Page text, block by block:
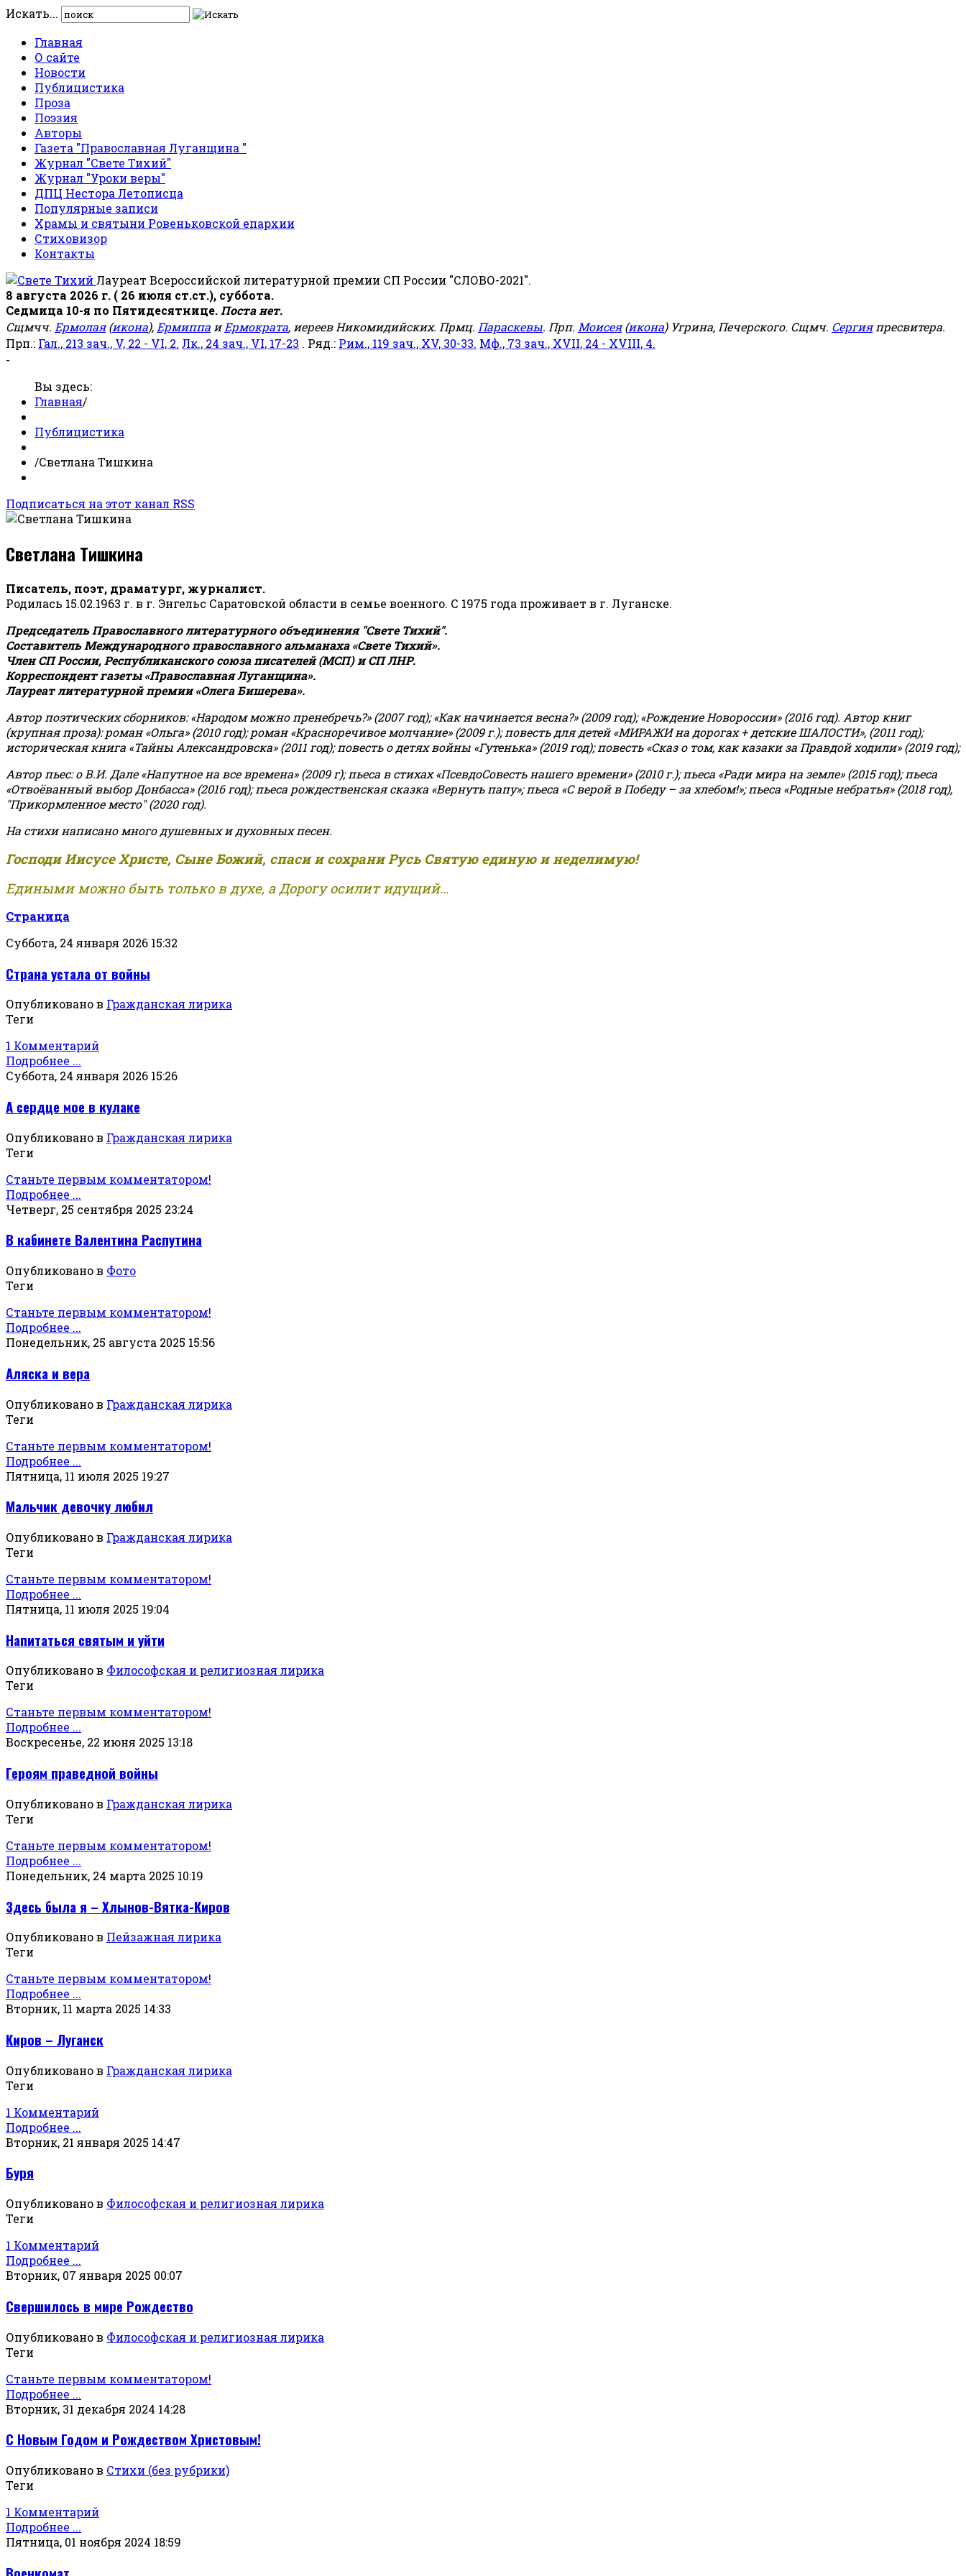
Искать...
Главная
О сайте
Новости
Публицистика
Проза
Поэзия
Авторы
Газета "Православная Луганщина "
Журнал "Свете Тихий"
Журнал "Уроки веры"
ДПЦ Нестора Летописца
Популярные записи
Храмы и святыни Ровеньковской епархии
Стиховизор
Контакты
Лауреат Всероссийской литературной премии СП России "СЛОВО-2021".
8 августа 2026 г. ( 26 июля ст.ст.), суббота.
Седмица 10-я по Пятидесятнице. Поста нет.
Сщмчч. Ермолая(икона), Ермиппа иЕрмократа, иереев Никомидийских. Прмц. Параскевы. Прп. Моисея(икона) Угрина, Печерского. Сщмч. Сергияпресвитера.
Прп.: Гал., 213 зач., V, 22 - VI, 2. Лк., 24 зач., VI, 17-23 . Ряд.: Рим., 119 зач., XV, 30-33. Мф., 73 зач., XVII, 24 - XVIII, 4.
-
Вы здесь:
Главная/
Публицистика
/Светлана Тишкина
Подписаться на этот канал RSS
Светлана Тишкина
Писатель, поэт, драматург, журналист.
Родилась 15.02.1963 г. в г. Энгельс Саратовской области в семье военного. С 1975 года проживает в г. Луганске.
Председатель Православного литературного объединения "Свете Тихий".
Составитель Международного православного альманаха «Свете Тихий».
Член СП России, Республиканского союза писателей (МСП) и СП ЛНР.
Корреспондент газеты «Православная Луганщина».
Лауреат литературной премии «Олега Бишерева».
Автор поэтических сборников: «Народом можно пренебречь?» (2007 год); «Как начинается весна?» (2009 год); «Рождение Новороссии» (2016 год). Автор книг
(крупная проза): роман «Ольга» (2010 год); роман «Красноречивое молчание» (2009 г.); повесть для детей «МИРАЖИ на дорогах + детские ШАЛОСТИ», (2011 год);
историческая книга «Тайны Александровска» (2011 год); повесть о детях войны «Гутенька» (2019 год); повесть «Сказ о том, как казаки за Правдой ходили» (2019 год);
Автор пьес: о В.И. Дале «Напутное на все времена» (2009 г); пьеса в стихах «ПсевдоСовесть нашего времени» (2010 г.); пьеса «Ради мира на земле» (2015 год); пьеса
«Отвоёванный выбор Донбасса» (2016 год); пьеса рождественская сказка «Вернуть папу»; пьеса «С верой в Победу – за хлебом!»;пьеса «Родные небратья» (2018 год),
"Прикормленное место" (2020 год).
На стихи написано много душевных и духовных песен.
Господи Иисусе Христе, Сыне Божий, спаси и сохрани Русь Святую единую и неделимую!
Едиными можно быть только в духе, а Дорогу осилит идущий...
Страница
Суббота, 24 января 2026 15:32
Страна устала от войны
Опубликовано в Гражданская лирика
Теги
1 Комментарий
Подробнее ...
Суббота, 24 января 2026 15:26
А сердце мое в кулаке
Опубликовано в Гражданская лирика
Теги
Станьте первым комментатором!
Подробнее ...
Четверг, 25 сентября 2025 23:24
В кабинете Валентина Распутина
Опубликовано в Фото
Теги
Станьте первым комментатором!
Подробнее ...
Понедельник, 25 августа 2025 15:56
Аляска и вера
Опубликовано в Гражданская лирика
Теги
Станьте первым комментатором!
Подробнее ...
Пятница, 11 июля 2025 19:27
Мальчик девочку любил
Опубликовано в Гражданская лирика
Теги
Станьте первым комментатором!
Подробнее ...
Пятница, 11 июля 2025 19:04
Напитаться святым и уйти
Опубликовано в Философская и религиозная лирика
Теги
Станьте первым комментатором!
Подробнее ...
Воскресенье, 22 июня 2025 13:18
Героям праведной войны
Опубликовано в Гражданская лирика
Теги
Станьте первым комментатором!
Подробнее ...
Понедельник, 24 марта 2025 10:19
Здесь была я – Хлынов-Вятка-Киров
Опубликовано в Пейзажная лирика
Теги
Станьте первым комментатором!
Подробнее ...
Вторник, 11 марта 2025 14:33
Киров – Луганск
Опубликовано в Гражданская лирика
Теги
1 Комментарий
Подробнее ...
Вторник, 21 января 2025 14:47
Буря
Опубликовано в Философская и религиозная лирика
Теги
1 Комментарий
Подробнее ...
Вторник, 07 января 2025 00:07
Свершилось в мире Рождество
Опубликовано в Философская и религиозная лирика
Теги
Станьте первым комментатором!
Подробнее ...
Вторник, 31 декабря 2024 14:28
С Новым Годом и Рождеством Христовым!
Опубликовано в Стихи (без рубрики)
Теги
1 Комментарий
Подробнее ...
Пятница, 01 ноября 2024 18:59